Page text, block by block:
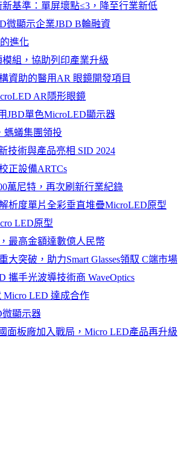
基準：單屏壞點≤3，降至行業新低
微顯示企業JBD B輪融資
進化
組，協助列印產業升級
資助的醫用AR 眼鏡開發項目
AR隱形眼鏡
JBD單色MicroLED顯示器
螞蟻集團領投
技術與產品亮相 SID 2024
正設備ARTCs
萬尼特，再次刷新行業紀錄
析度單片全彩垂直堆疊MicroLED原型
LED原型
最高金額達數億人民幣
大突破，助力Smart Glasses領馭 C端市場
攜手光波導技術商 WaveOptics
Micro LED 達成合作
微顯示器
國面板廠加入戰局，Micro LED產品再升級